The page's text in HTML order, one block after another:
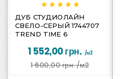
    
ДУБ СТУДИОЛАЙН
СВЕЛО-СЕРЫЙ 1744707
TREND TIME 6
1 552,00 грн. /м2
1 600,00 грн./м2